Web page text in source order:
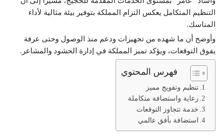
التنظيم المتكامل يعكس التزام المملكة بتوفير بيئة مثالية لأداء
المناسك.
وأوضح أن ما شهده من تجهيزات ودعم منذ الوصول وحتى عرفة
يفوق التوقعات، ويؤكد تميز المملكة في إدارة الحشود والمشاعر.
فهرس المحتوي
تنظيم وتفويج مميز
رعاية واستضافة متكاملة
خدمة تتجاوز التوقعات
استضافة بأفق عالمي